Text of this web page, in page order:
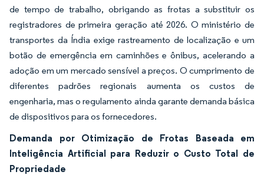
de tempo de trabalho, obrigando as frotas a substituir os
registradores de primeira geração até 2026. O ministério de
transportes da Índia exige rastreamento de localização e um
botão de emergência em caminhões e ônibus, acelerando a
adoção em um mercado sensível a preços. O cumprimento de
diferentes padrões regionais aumenta os custos de
engenharia, mas o regulamento ainda garante demanda básica
de dispositivos para os fornecedores.
Demanda por Otimização de Frotas Baseada em
Inteligência Artificial para Reduzir o Custo Total de
Propriedade